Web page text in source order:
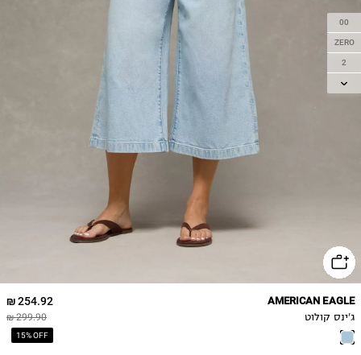
00
ZERO
2
4
254.92 ₪
299.90 ₪
15% OFF
AMERICAN EAGLE
ג'ינס קולוט